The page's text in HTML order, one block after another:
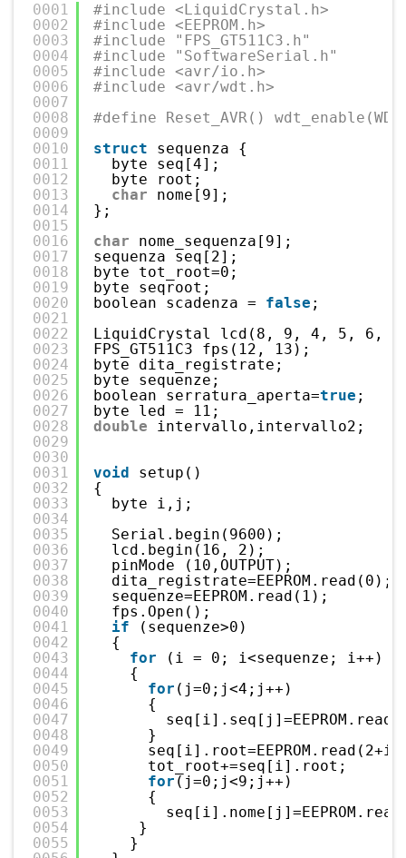
0001
0002
0003
0004
0005
0006
0007
0008
0009
0010
0011
0012
0013
0014
0015
0016
0017
0018
0019
0020
0021
0022
0023
0024
0025
0026
0027
0028
0029
0030
0031
0032
0033
0034
0035
0036
0037
0038
0039
0040
0041
0042
0043
0044
0045
0046
0047
0048
0049
0050
0051
0052
0053
0054
0055
#include <LiquidCrystal.h>
#include <EEPROM.h>
#include "FPS_GT511C3.h"
#include "SoftwareSerial.h"
#include <avr/io.h>
#include <avr/wdt.h>
#define Reset_AVR()
struct
sequenza {
byte seq[4];
byte root;
char
nome[9];
};
char
nome_sequenza[9];
sequenza seq[2];
byte tot_root=0;
byte seqroot;
boolean scadenza = false ;
LiquidCrystal lcd(8, 9, 4, 5, 6,
FPS_GT511C3 fps(12, 13);
byte dita_registrate;
byte sequenze;
boolean serratura_aperta=true ;
byte led = 11;
double
intervallo,intervallo2;
void
setup()
{
byte i,j;
Serial.begin(9600);
lcd.begin(16, 2);
pinMode (10,OUTPUT);
dita_registrate=EEPROM.read(0);
sequenze=EEPROM.read(1);
fps.Open();
if
(sequenze>0)
{
for
(i = 0; i<sequenze; i++)
{
for (j=0;j<4;j++)
{
}
tot_root+=seq[i].root;
for (j=0;j<9;j++)
{
}
}